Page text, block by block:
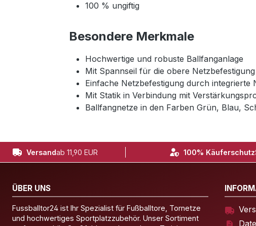
100 % ungiftig
Besondere Merkmale
Hochwertige und robuste Ballfanganlage
Mit Spannseil für die obere Netzbefestigung
Einfache Netzbefestigung durch integrierte
Mit Statik in Verbindung mit
Ballfangnetze in den Farben Grün, Blau,
Versandab 11,90 EUR 100% Käuferschutz
ÜBER UNS
Fussballtor24 ist Ihr Spezialist für Fußballtore, Tornetze
und hochwertiges Sportplatzzubehör. Unser Sortiment